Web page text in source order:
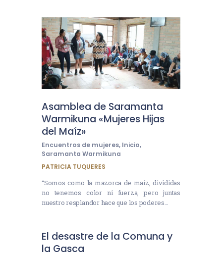
NOSOTRAS
BLOG
MUJERES DEFENSORAS
ENCUENTROS
COMERCIO JUSTO
CONTACTOS
Asamblea de Saramanta
Warmikuna «Mujeres Hijas
del Maíz»
Encuentros de mujeres, Inicio,
Saramanta Warmikuna
PATRICIA TUQUERES
“Somos como la mazorca de maíz, divididas
no tenemos color ni fuerza, pero juntas
nuestro resplandor hace que los poderes…
El desastre de la Comuna y
la Gasca